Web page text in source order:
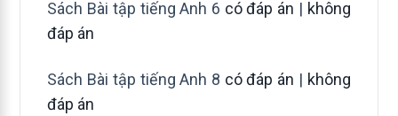
Sách Bài tập tiếng Anh 6 có đáp án | không
đáp án
Sách Bài tập tiếng Anh 8 có đáp án | không
đáp án